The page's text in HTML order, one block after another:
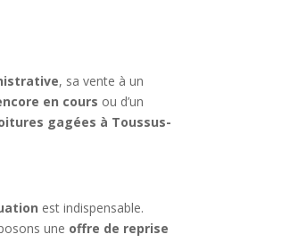
, sa vente à un
en cours ou d’un
gagées à Toussus-
est indispensable.
une offre de reprise